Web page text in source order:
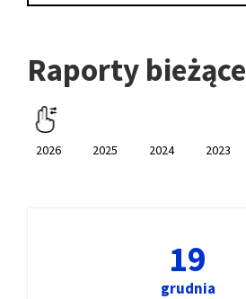
Raporty bieżące
2026 2025 2024 2023
19
grudnia